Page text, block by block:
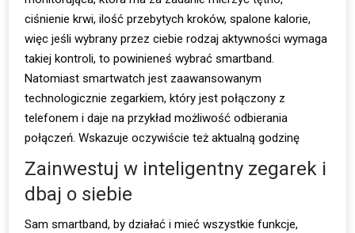
ciśnienie krwi, ilość przebytych kroków, spalone kalorie,
więc jeśli wybrany przez ciebie rodzaj aktywności wymaga
takiej kontroli, to powinieneś wybrać smartband.
Natomiast smartwatch jest zaawansowanym
technologicznie zegarkiem, który jest połączony z
telefonem i daje na przykład możliwość odbierania
połączeń. Wskazuje oczywiście też aktualną godzinę
Zainwestuj w inteligentny zegarek i
dbaj o siebie
Sam smartband, by działać i mieć wszystkie funkcje,